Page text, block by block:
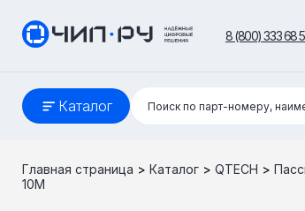
8 (800) 333 68
Каталог
Поиск:
Поиск по парт-номеру,
Главная страница > Каталог > QTECH >
10M